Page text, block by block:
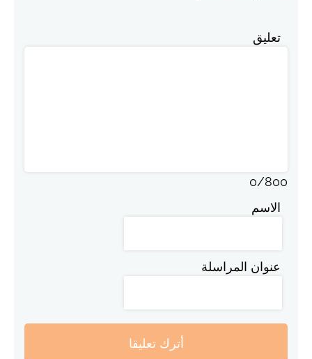
تعليق
0/800
الاسم
عنوان المراسلة
أترك تعليقا